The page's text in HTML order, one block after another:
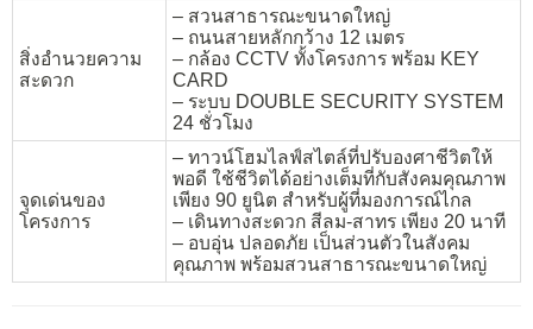
สิ่งอำนวยความ
สะดวก
– สวนสาธารณะขนาดใหญ่
– ถนนสายหลักกว้าง 12 เมตร
– กล้อง CCTV ทั้งโครงการ พร้อม KEY
CARD
– ระบบ DOUBLE SECURITY SYSTEM
24 ชั่วโมง
จุดเด่นของ
โครงการ
– ทาวน์โฮมไลฟ์สไตล์ที่ปรับองศาชีวิตให้
พอดี ใช้ชีวิตได้อย่างเต็มที่กับสังคมคุณภาพ
เพียง 90 ยูนิต สำหรับผู้ที่มองการณ์ไกล
– เดินทางสะดวก สีลม-สาทร เพียง 20 นาที
– อบอุ่น ปลอดภัย เป็นส่วนตัวในสังคม
คุณภาพ พร้อมสวนสาธารณะขนาดใหญ่